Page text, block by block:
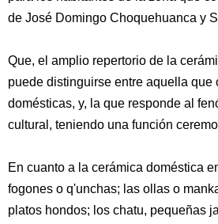
de José Domingo Choquehuanca y
Que, el amplio repertorio de la
puede distinguirse entre aquella que
domésticas, y, la que responde al
cultural, teniendo una función
En cuanto a la cerámica doméstica
fogones o q'unchas; las ollas o
platos hondos; los chatu, pequeñas